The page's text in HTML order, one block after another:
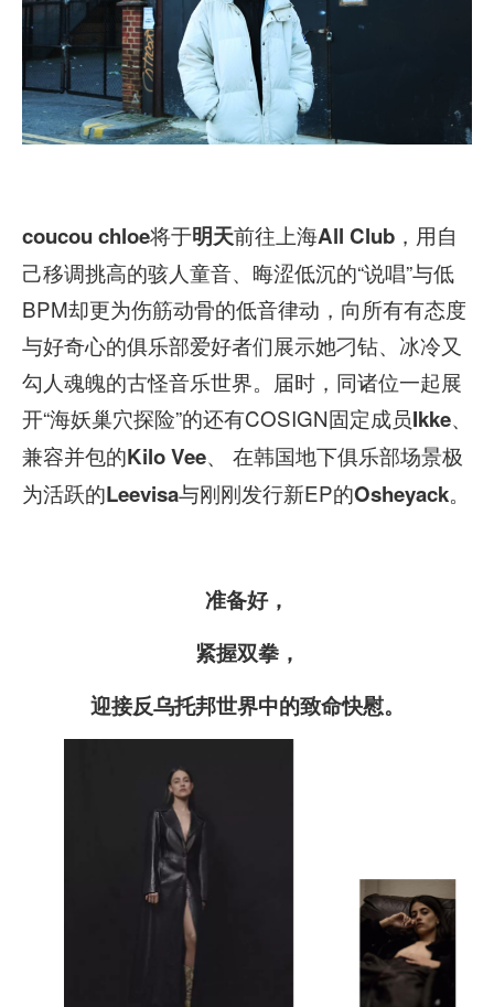
coucou chloe将于明天前往上海All Club ，用自
己移调挑高的骇人童音、晦涩低沉的“说唱”与低
BPM却更为伤筋动骨的低音律动，向所有有态度
与好奇心的俱乐部爱好者们展示她刁钻、冰冷又
勾人魂魄的古怪音乐世界。届时，同诸位一起展
开“海妖巢穴探险”的还有COSIGN固定成员Ikke、
兼容并包的Kilo Vee、 在韩国地下俱乐部场景极
为活跃的Leevisa与刚刚发行新EP的Osheyack。
准备好，
紧握双拳，
迎接反乌托邦世界中的致命快慰。